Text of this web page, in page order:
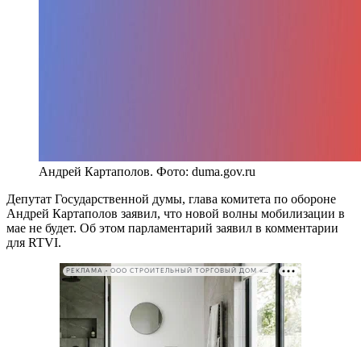
Андрей Картаполов. Фото: duma.gov.ru
Депутат Государственной думы, глава комитета по обороне
Андрей Картаполов заявил, что новой волны мобилизации в
мае не будет. Об этом парламентарий заявил в комментарии
для RTVI.
РЕКЛАМА • ООО СТРОИТЕЛЬНЫЙ ТОРГОВЫЙ ДОМ «ПЕТРОВИЧ». ИНН: 7802348846